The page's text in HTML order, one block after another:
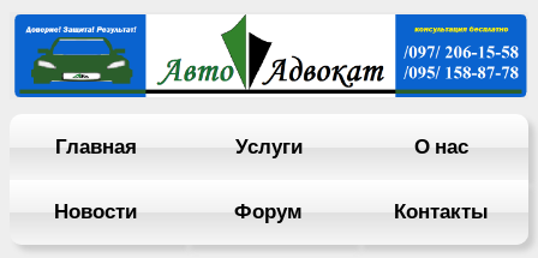
Главная Услуги О нас
Новости Форум Контакты